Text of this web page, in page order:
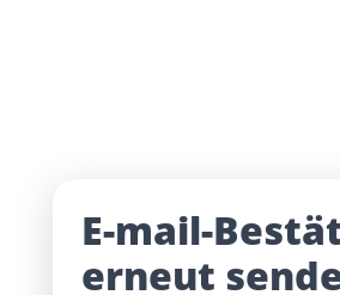
E-mail-
erneut